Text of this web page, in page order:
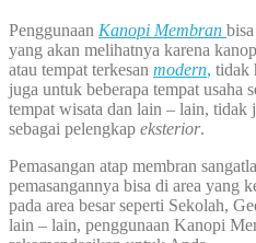
Penggunaan Kanopi Membran
yang akan melihatnya karena
atau tempat terkesan modern, tidak
juga untuk beberapa tempat usaha
tempat wisata dan lain – lain, tidak
sebagai pelengkap eksterior.
Pemasangan atap membran
pemasangannya bisa di area yang
pada area besar seperti Sekolah,
lain – lain, penggunaan Kanopi